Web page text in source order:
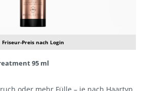
Friseur-Preis nach Login
95 ml